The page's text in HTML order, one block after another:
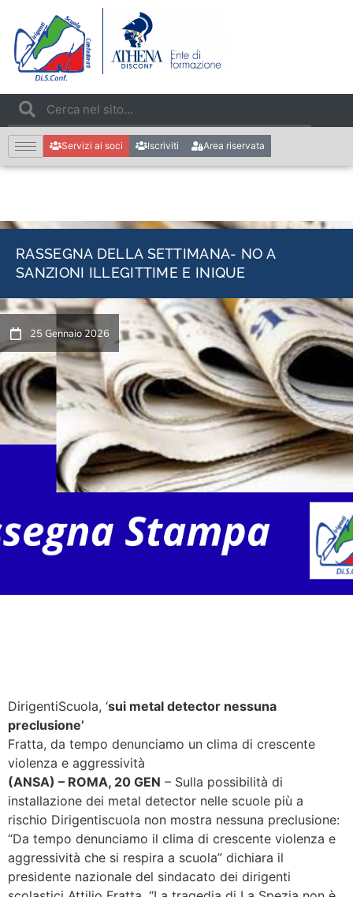
Servizi ai soci Iscriviti Area riservata
RASSEGNA DELLA SETTIMANA- NO A
SANZIONI ILLEGITTIME E INIQUE
25 Gennaio 2026
DirigentiScuola, ‘sui metal detector nessuna
preclusione’
Fratta, da tempo denunciamo un clima di crescente
violenza e aggressività
(ANSA) – ROMA, 20 GEN – Sulla possibilità di
installazione dei metal detector nelle scuole più a
rischio Dirigentiscuola non mostra nessuna preclusione:
“Da tempo denunciamo il clima di crescente violenza e
aggressività che si respira a scuola” dichiara il
presidente nazionale del sindacato dei dirigenti